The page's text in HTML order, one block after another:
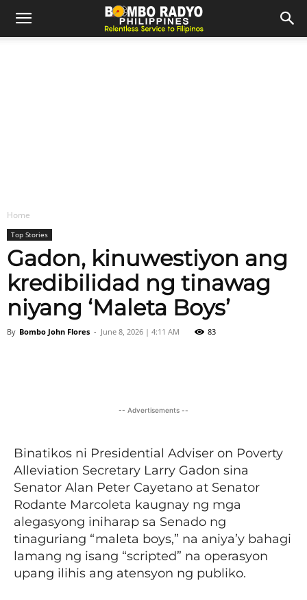
Home
Top Stories
Gadon, kinuwestiyon ang
kredibilidad ng tinawag
niyang ‘Maleta Boys’
By Bombo John Flores - June 8, 2026 | 4:11 AM 83
-- Advertisements --
Binatikos ni Presidential Adviser on Poverty
Alleviation Secretary Larry Gadon sina
Senator Alan Peter Cayetano at Senator
Rodante Marcoleta kaugnay ng mga
alegasyong iniharap sa Senado ng
tinaguriang “maleta boys,” na aniya’y bahagi
lamang ng isang “scripted” na operasyon
upang ilihis ang atensyon ng publiko.